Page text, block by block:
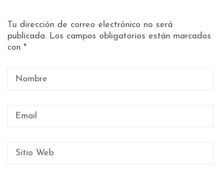
Tu dirección de correo electrónico no será
publicada. Los campos obligatorios están marcados
con *